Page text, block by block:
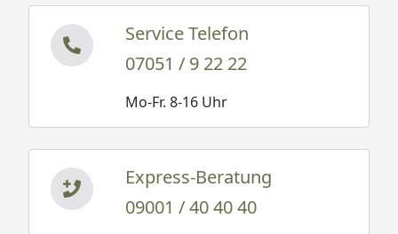
Service Telefon
07051 / 9 22 22
Mo-Fr. 8-16 Uhr
Express-Beratung
09001 / 40 40 40